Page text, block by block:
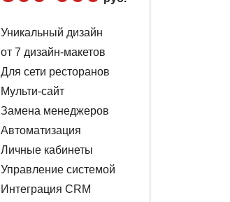
Уникальный дизайн
от 7 дизайн-макетов
Для сети ресторанов
Мульти-сайт
Замена менеджеров
Автоматизация
Личные кабинеты
Управление системой
Интеграция CRM